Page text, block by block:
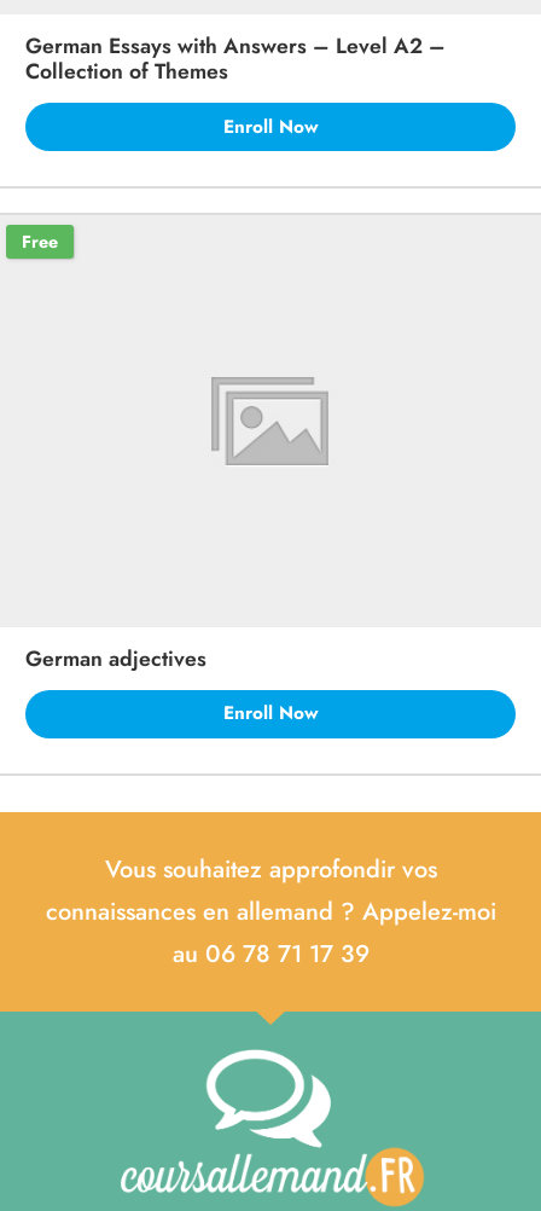
German Essays with Answers – Level A2 –
Collection of Themes
Enroll Now
Free
German adjectives
Enroll Now
Vous souhaitez approfondir vos
connaissances en allemand ? Appelez-moi
au 06 78 71 17 39